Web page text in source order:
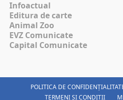
Infoactual
Editura de carte
Animal Zoo
EVZ Comunicate
Capital Comunicate
POLITICA DE
TERMENI SI CONDITII